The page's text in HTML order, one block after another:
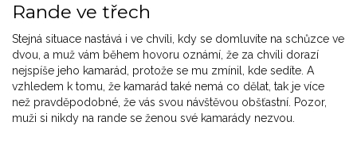
Rande ve třech
Stejná situace nastává i ve chvíli, kdy se domluvíte na schůzce ve
dvou, a muž vám během hovoru oznámí, že za chvíli dorazí
nejspíše jeho kamarád, protože se mu zmínil, kde sedíte. A
vzhledem k tomu, že kamarád také nemá co dělat, tak je více
než pravděpodobné, že vás svou návštěvou obšťastní. Pozor,
muži si nikdy na rande se ženou své kamarády nezvou.